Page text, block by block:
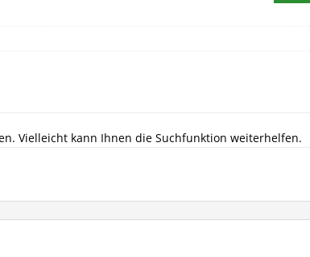
Vielleicht kann Ihnen die Suchfunktion weiterhelfen.